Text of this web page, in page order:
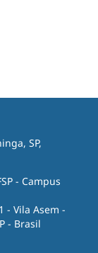
SP,
- Campus
- Vila Asem -
- Brasil